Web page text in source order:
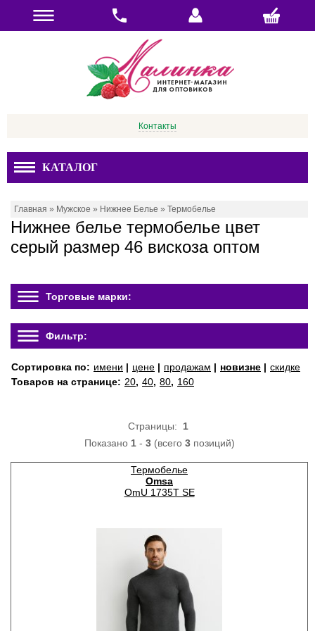
Контакты
КАТАЛОГ
Главная » Мужское » Нижнее Белье » Термобелье
Нижнее белье термобелье цвет
серый размер 46 вискоза оптом
Торговые марки:
Фильтр:
Сортировка по: имени | цене | продажам | новизне | скидке
Товаров на странице: 20, 40, 80, 160
Страницы: 1
Показано 1- 3(всего 3позиций)
Термобелье
Omsa
OmU 1735T SE